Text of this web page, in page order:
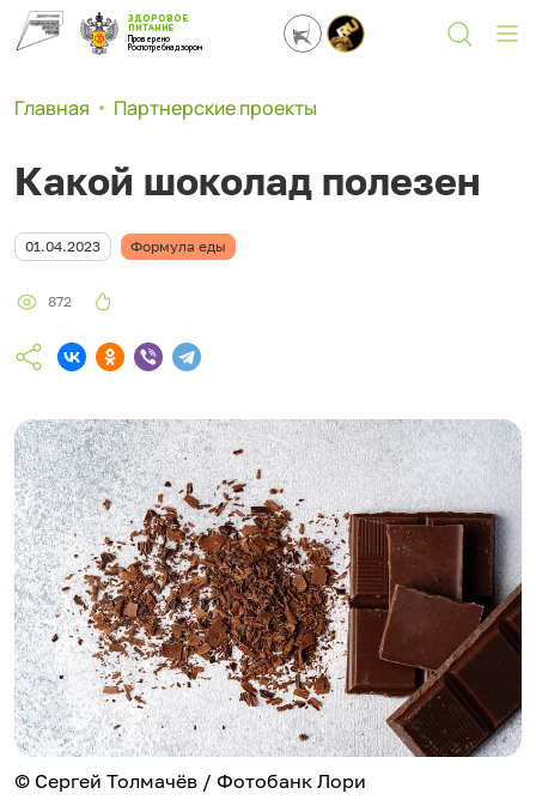
ЗДОРОВОЕ
ПИТАНИЕ
Проверено
Роспотребнадзором
Главная Партнерские проекты
Какой шоколад полезен
01.04.2023 Формула еды
872
© Сергей Толмачёв / Фотобанк Лори